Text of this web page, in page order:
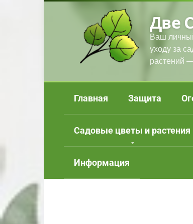
Две
Ваш
уходу за
растений
Главная Защита
Садовые цветы и растения
Информация